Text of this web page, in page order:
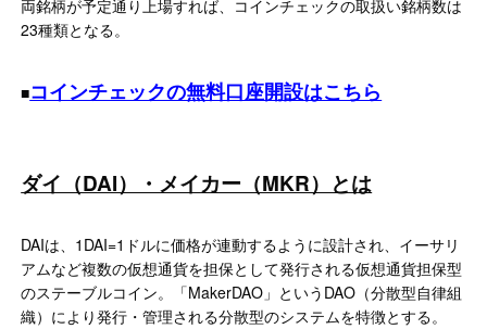
両銘柄が予定通り上場すれば、コインチェックの取扱い銘柄数は
23種類となる。
■コインチェックの無料口座開設はこちら
ダイ（DAI）・メイカー（MKR）とは
DAIは、1DAI=1ドルに価格が連動するように設計され、イーサリ
アムなど複数の仮想通貨を担保として発行される仮想通貨担保型
のステーブルコイン。「MakerDAO」というDAO（分散型自律組
織）により発行・管理される分散型のシステムを特徴とする。